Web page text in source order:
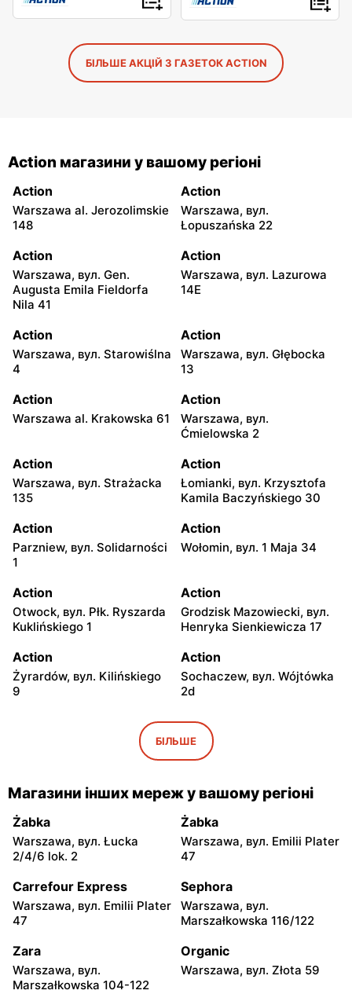
БІЛЬШЕ АКЦІЙ З ГАЗЕТОК ACTION
Action магазини у вашому регіоні
Action
Warszawa al. Jerozolimskie
148
Action
Warszawa, вул.
Łopuszańska 22
Action
Warszawa, вул. Gen.
Augusta Emila Fieldorfa
Nila 41
Action
Warszawa, вул. Lazurowa
14E
Action
Warszawa, вул. Starowiślna
4
Action
Warszawa, вул. Głębocka
13
Action
Warszawa al. Krakowska 61
Action
Warszawa, вул.
Ćmielowska 2
Action
Warszawa, вул. Strażacka
135
Action
Łomianki, вул. Krzysztofa
Kamila Baczyńskiego 30
Action
Parzniew, вул. Solidarności
1
Action
Wołomin, вул. 1 Maja 34
Action
Otwock, вул. Płk. Ryszarda
Kuklińskiego 1
Action
Grodzisk Mazowiecki, вул.
Henryka Sienkiewicza 17
Action
Żyrardów, вул. Kilińskiego
9
Action
Sochaczew, вул. Wójtówka
2d
Wyszków, вул. Pułtuska 96
Action
Warka, вул. Puławska 30a
Pułtusk, вул. Ignacego
Garwolin, вул. Kościuszki 61
Action
Rawa Mazowiecka, вул.
Reymonta 5
Action
Władysławowo, вул.
Action
34
Action
Węgrowska 1C
Action Action
БІЛЬШЕ
Магазини інших мереж у вашому регіоні
Żabka
Warszawa, вул. Łucka
2/4/6 lok. 2
Żabka
Warszawa, вул. Emilii Plater
47
Carrefour Express
Warszawa, вул. Emilii Plater
47
Sephora
Warszawa, вул.
Marszałkowska 116/122
Zara
Warszawa, вул.
Marszałkowska 104-122
Organic
Warszawa, вул. Złota 59